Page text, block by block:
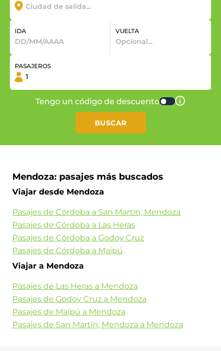
IDA VUELTA
PASAJEROS
BUSCAR
Tengo un código de descuento
Mendoza: pasajes más buscados
Viajar desde Mendoza
Pasajes de Córdoba a San Martín, Mendoza
Pasajes de Córdoba a Las Heras
Pasajes de Córdoba a Godoy Cruz
Pasajes de Córdoba a Maipú
Viajar a Mendoza
Pasajes de Las Heras a Mendoza
Pasajes de Godoy Cruz a Mendoza
Pasajes de Maipú a Mendoza
Pasajes de San Martín, Mendoza a Mendoza